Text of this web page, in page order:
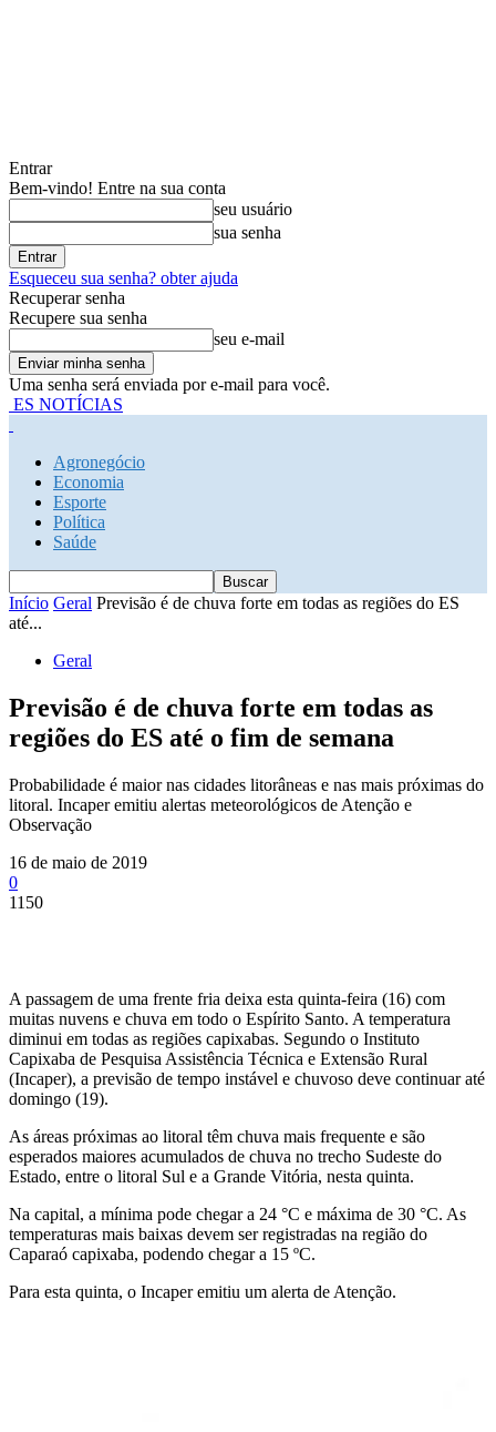
Entrar
Bem-vindo! Entre na sua conta
seu usuário
sua senha
Esqueceu sua senha? obter ajuda
Recuperar senha
Recupere sua senha
seu e-mail
Uma senha será enviada por e-mail para você.
ES NOTÍCIAS
Agronegócio
Economia
Esporte
Política
Saúde
Início Geral Previsão é de chuva forte em todas as regiões do ES
até...
Geral
Previsão é de chuva forte em todas as
regiões do ES até o fim de semana
Probabilidade é maior nas cidades litorâneas e nas mais próximas do
litoral. Incaper emitiu alertas meteorológicos de Atenção e
Observação
16 de maio de 2019
0
1150
A passagem de uma frente fria deixa esta quinta-feira (16) com
muitas nuvens e chuva em todo o Espírito Santo. A temperatura
diminui em todas as regiões capixabas. Segundo o Instituto
Capixaba de Pesquisa Assistência Técnica e Extensão Rural
(Incaper), a previsão de tempo instável e chuvoso deve continuar até
domingo (19).
As áreas próximas ao litoral têm chuva mais frequente e são
esperados maiores acumulados de chuva no trecho Sudeste do
Estado, entre o litoral Sul e a Grande Vitória, nesta quinta.
Na capital, a mínima pode chegar a 24 °C e máxima de 30 °C. As
temperaturas mais baixas devem ser registradas na região do
Caparaó capixaba, podendo chegar a 15 ºC.
Para esta quinta, o Incaper emitiu um alerta de Atenção.